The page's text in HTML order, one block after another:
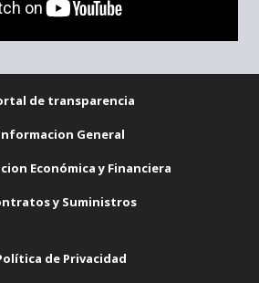
de transparencia
General
Económica y Financiera
y Suministros
de Privacidad